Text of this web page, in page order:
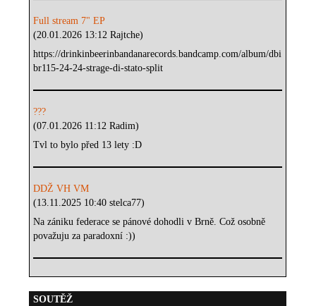
Full stream 7" EP
(20.01.2026 13:12 Rajtche)
https://drinkinbeerinbandanarecords.bandcamp.com/album/dbi
br115-24-24-strage-di-stato-split
???
(07.01.2026 11:12 Radim)
Tvl to bylo před 13 lety :D
DDŽ VH VM
(13.11.2025 10:40 stelca77)
Na zániku federace se pánové dohodli v Brně. Což osobně
považuju za paradoxní :))
SOUTĚŽ